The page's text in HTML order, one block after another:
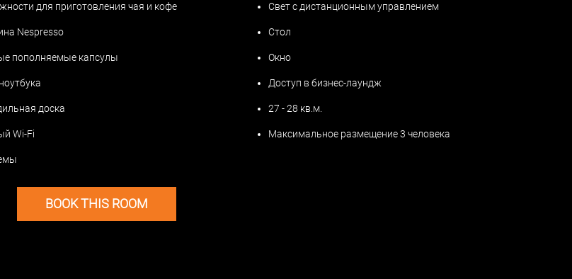
для приготовления чая и кофе
Nespresso
пополняемые капсулы
доска
Wi-Fi
Свет с дистанционным управлением
Стол
Окно
Доступ в бизнес-лаундж
27 - 28 кв.м.
Максимальное размещение 3 человека
BOOK THIS ROOM